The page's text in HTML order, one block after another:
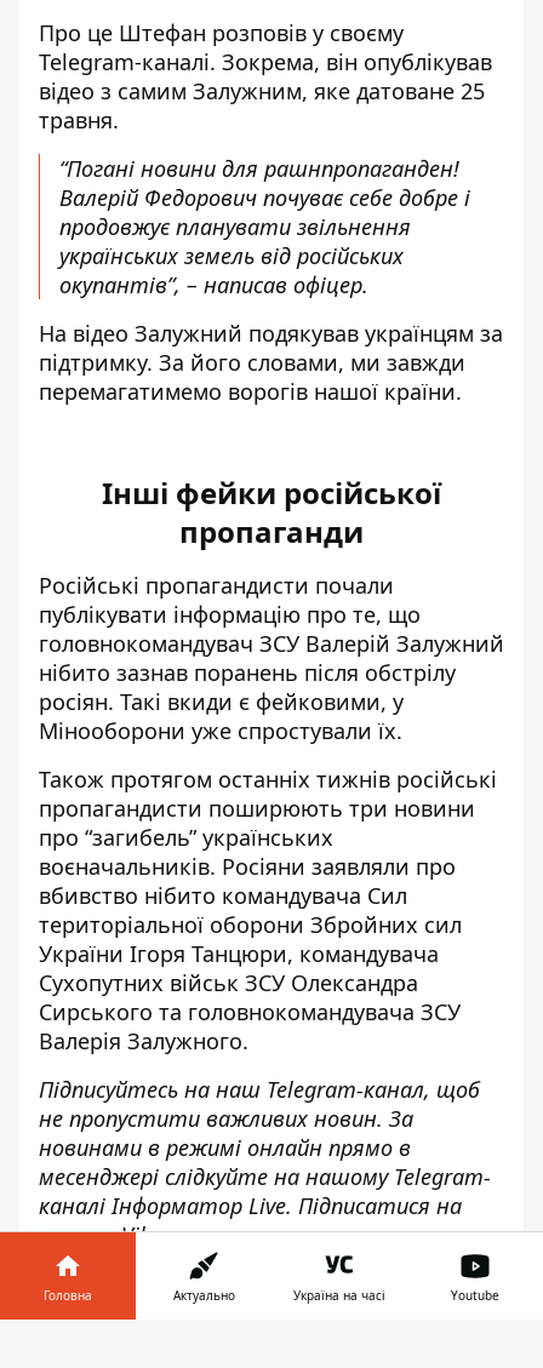
Про це Штефан розповів у своєму
Telegram-каналі. Зокрема, він опублікував
відео з самим Залужним, яке датоване 25
травня.
“Погані новини для рашнпропаганден!
Валерій Федорович почуває себе добре і
продовжує планувати звільнення
українських земель від російських
окупантів”, – написав офіцер.
На відео Залужний подякував українцям за
підтримку. За його словами, ми завжди
перемагатимемо ворогів нашої країни.
Інші фейки російської
пропаганди
Російські пропагандисти почали
публікувати інформацію про те, що
головнокомандувач ЗСУ Валерій Залужний
нібито зазнав поранень після обстрілу
росіян. Такі вкиди є фейковими, у
Мінооборони уже спростували їх.
Також протягом останніх тижнів російські
пропагандисти поширюють три новини
про “загибель” українських
воєначальників. Росіяни заявляли про
вбивство нібито командувача Сил
територіальної оборони Збройних сил
України Ігоря Танцюри, командувача
Сухопутних військ ЗСУ Олександра
Сирського та головнокомандувача ЗСУ
Валерія Залужного.
Підписуйтесь на наш Telegram-канал, щоб
не пропустити важливих новин. За
новинами в режимі онлайн прямо в
месенджері слідкуйте на нашому Telegram-
каналіІнформатор Live. Підписатися на
канал у Viber можнатут.
Головна Актуально Україна на часі Youtube